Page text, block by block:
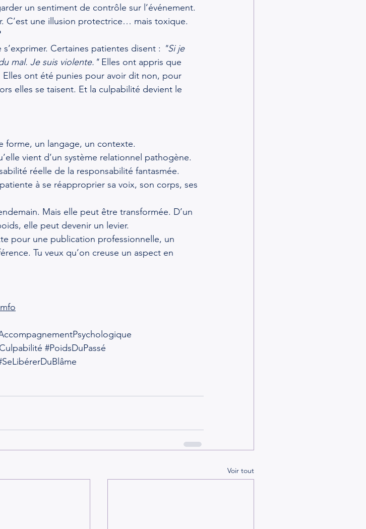
un sentiment de contrôle sur l’événement.
C’est une illusion protectrice… mais toxique.
Certaines patientes disent : "Si je
mal. Je suis violente." Elles ont appris que
ont été punies pour avoir dit non, pour
elles se taisent. Et la culpabilité devient le
forme, un langage, un contexte.
vient d’un système relationnel pathogène.
réelle de la responsabilité fantasmée.
à se réapproprier sa voix, son corps, ses
Mais elle peut être transformée. D’un
elle peut devenir un levier.
pour une publication professionnelle, un
Tu veux qu’on creuse un aspect en
#PoidsDuPassé
Voir tout